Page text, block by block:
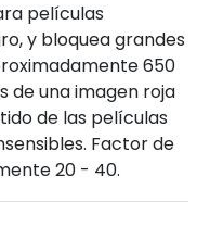
películas
y bloquea grandes
650
de una imagen roja
de las películas
Factor de
20 - 40.